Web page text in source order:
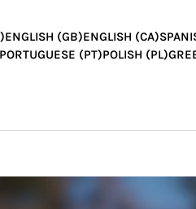
ENGLISH (GB)ENGLISH (CA)
PORTUGUESE (PT)POLISH (PL)